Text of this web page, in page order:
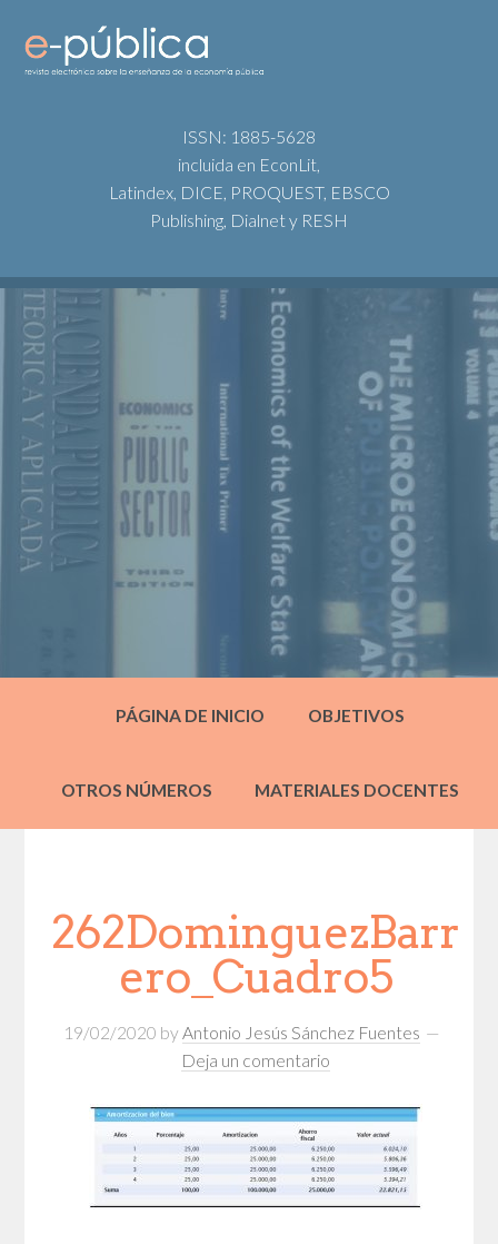
ISSN: 1885-5628
incluida en EconLit,
Latindex, DICE, PROQUEST, EBSCO
Publishing, Dialnet y RESH
PÁGINA DE INICIO OBJETIVOS
OTROS NÚMEROS MATERIALES DOCENTES
262DominguezBarr
ero_Cuadro5
19/02/2020 by Antonio Jesús Sánchez Fuentes
Deja un comentario